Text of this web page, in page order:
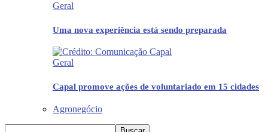
Geral
Uma nova experiência está sendo preparada
Geral
Capal promove ações de voluntariado em 15 cidades
Agronegócio